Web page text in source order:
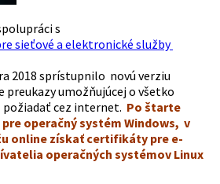
s
sieťové a elektronické služby
2018 sprístupnilo novú verziu
preukazy umožňujúcej o všetko
cez internet. Po štarte
operačný systém Windows, v
online získať certifikáty pre e-
operačných systémov Linux